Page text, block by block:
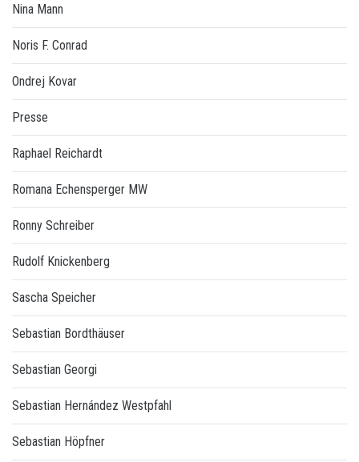
Nina Mann
Noris F. Conrad
Ondrej Kovar
Presse
Raphael Reichardt
Romana Echensperger MW
Ronny Schreiber
Rudolf Knickenberg
Sascha Speicher
Sebastian Bordthäuser
Sebastian Georgi
Sebastian Hernández Westpfahl
Sebastian Höpfner